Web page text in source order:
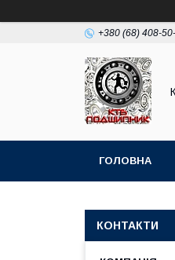
+380 (68) 408-
ГОЛОВНА
КОНТАКТИ